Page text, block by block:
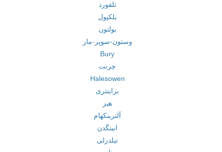
تلفورد
بلکپول
بولتون
وستون-سوپر-مار
Bury
چزنت
Halesowen
براینتری
هیز
آلترینکهام
ابینگدن
تیلدزلی